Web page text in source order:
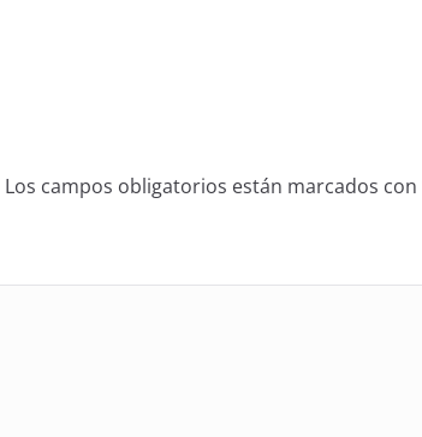
Los campos obligatorios están marcados con